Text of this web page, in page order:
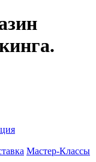
Мастер-Классы